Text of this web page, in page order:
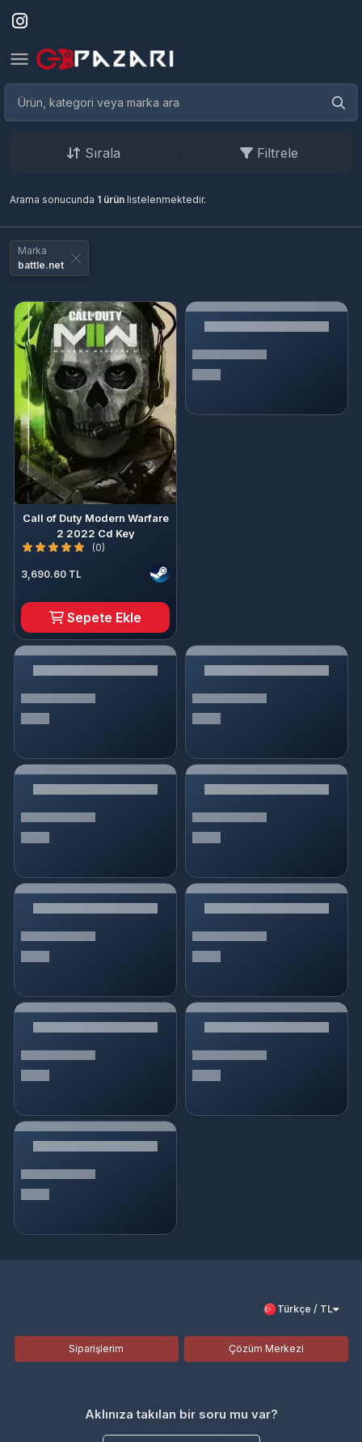
Sırala Filtrele
Arama sonucunda 1 ürün listelenmektedir.
Marka
battle.net
Call of Duty Modern Warfare
2 2022 Cd Key
(0)
3,690.60 TL
Sepete Ekle
Türkçe / TL
Siparişlerim Çözüm Merkezi
Aklınıza takılan bir soru mu var?